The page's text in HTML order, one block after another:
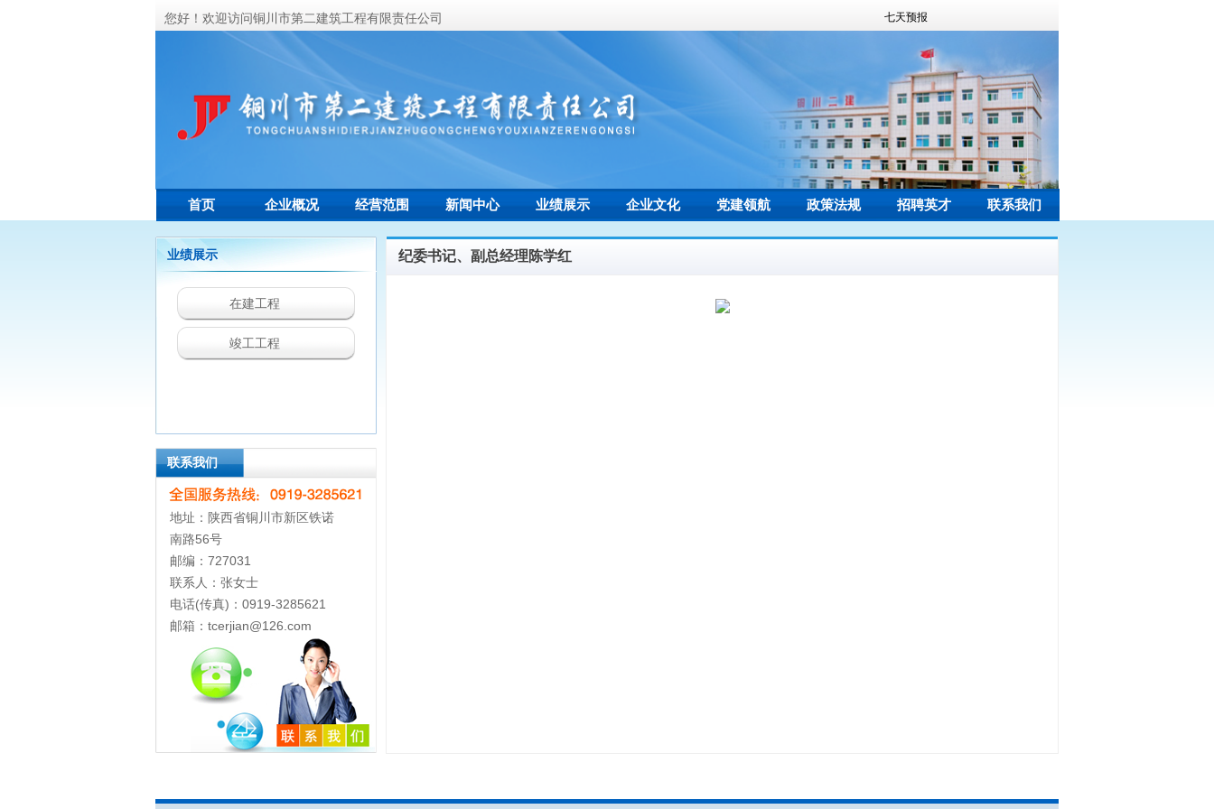
首页 企业概况 经营范围 新闻中心 业绩展示 企业文化 党建领航 政策法规 招聘英才 联系我们
您好！欢迎访问铜川市第二建筑工程有限责任公司
联系我们
纪委书记、副总经理陈学红
业绩展示
在建工程
竣工工程
联系我们
地址：陕西省铜川市新区铁诺
南路56号
邮编：727031
联系人：张女士
电话(传真)：0919-3285621
邮箱：tcerjian@126.com